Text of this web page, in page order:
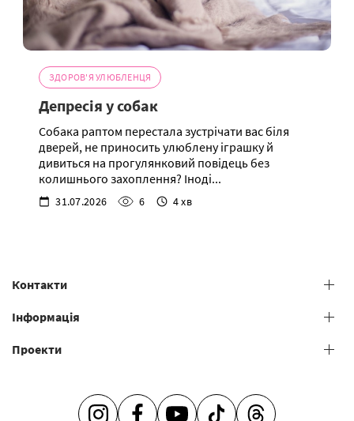
ЗДОРОВ'Я УЛЮБЛЕНЦЯ
Депресія у собак
Собака раптом перестала зустрічати вас біля
дверей, не приносить улюблену іграшку й
дивиться на прогулянковий повідець без
колишнього захоплення? Іноді...
31.07.2026 6 4 хв
Контакти
+38 (073) 606 74 43 Grooming
Інформація
Загальні умови надання послуг
Проекти
Салони грумінгу
Академія грумінгу